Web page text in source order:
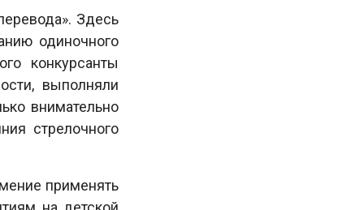
Здесь
одиночного
конкурсанты
выполняли
внимательно
стрелочного
применять